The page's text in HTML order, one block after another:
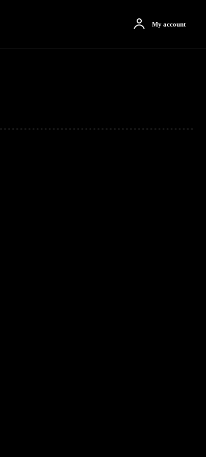
My account